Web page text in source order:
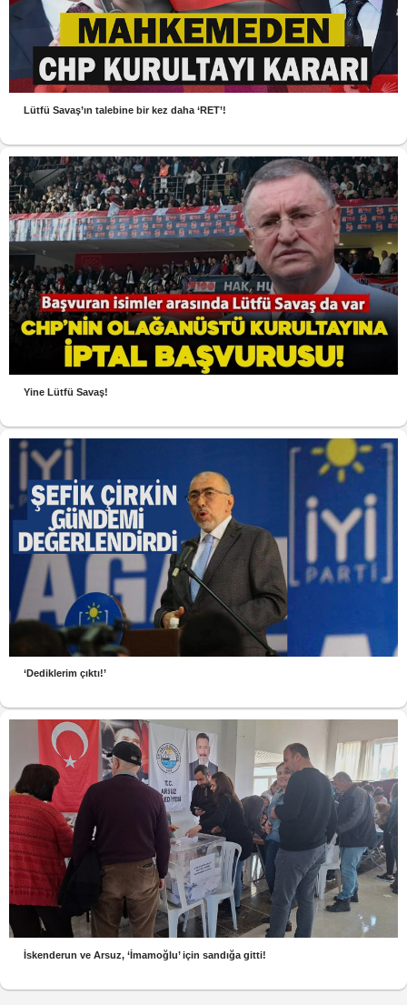
Lütfü Savaş’ın talebine bir kez daha ‘RET’!
Yine Lütfü Savaş!
‘Dediklerim çıktı!’
İskenderun ve Arsuz, ‘İmamoğlu’ için sandığa gitti!